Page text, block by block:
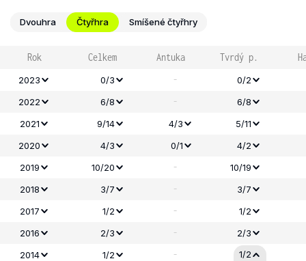
Dvouhra Čtyřhra Smíšené čtyřhry
Rok Celkem Antuka Tvrdý p.
2023 0/3 -
0/2
2022
6/8 -
6/8
2021
9/14 4/3
5/11
2020
4/3 0/1
4/2
2019
10/20 -
10/19
2018
3/7 -
3/7
2017
1/2 -
1/2
2016
2/3 -
2/3
2014
1/2 - 1/2